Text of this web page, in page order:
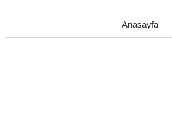
Anasayfa